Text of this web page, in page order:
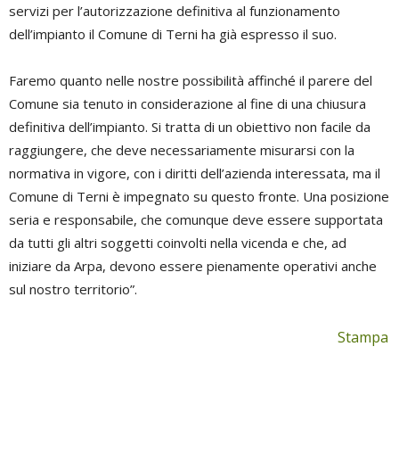
servizi per l’autorizzazione definitiva al funzionamento
dell’impianto il Comune di Terni ha già espresso il suo.
Faremo quanto nelle nostre possibilità affinché il parere del
Comune sia tenuto in considerazione al fine di una chiusura
definitiva dell’impianto. Si tratta di un obiettivo non facile da
raggiungere, che deve necessariamente misurarsi con la
normativa in vigore, con i diritti dell’azienda interessata, ma il
Comune di Terni è impegnato su questo fronte. Una posizione
seria e responsabile, che comunque deve essere supportata
da tutti gli altri soggetti coinvolti nella vicenda e che, ad
iniziare da Arpa, devono essere pienamente operativi anche
sul nostro territorio”.
Stampa